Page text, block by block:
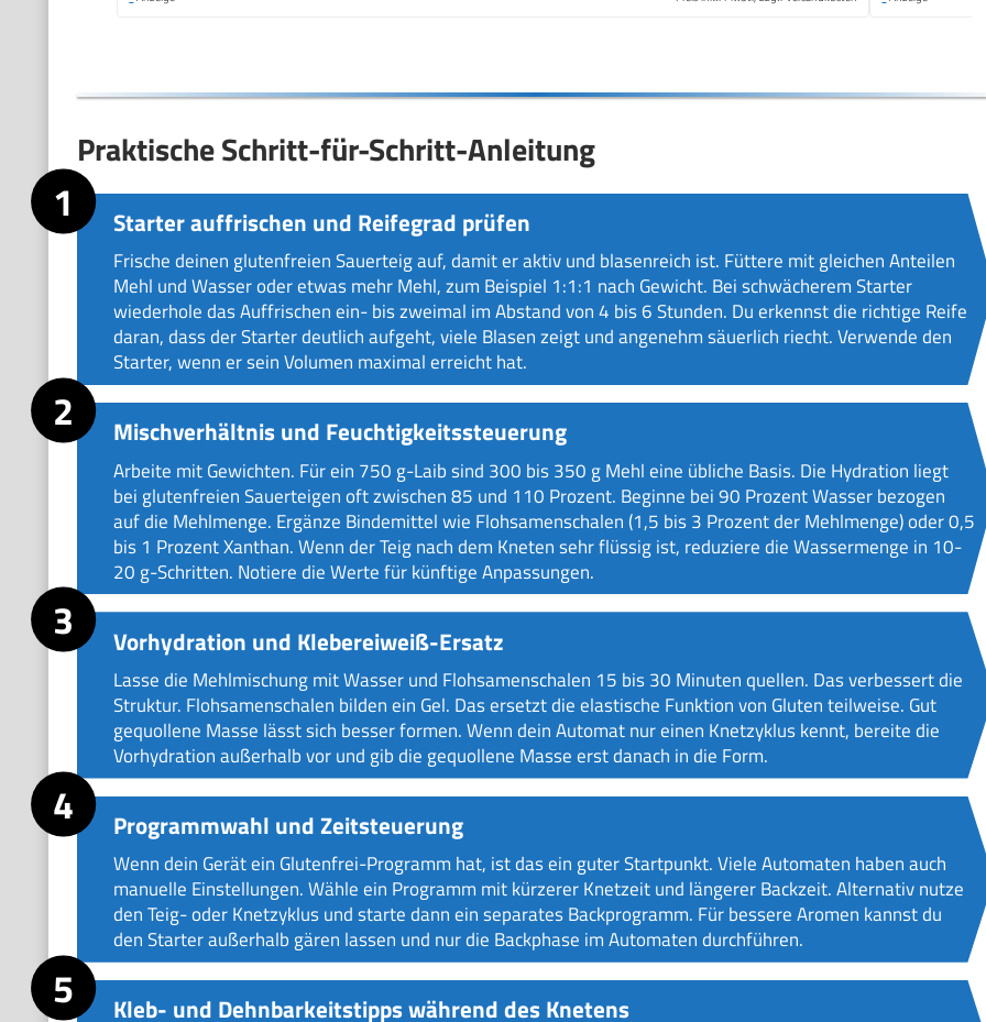
Praktische Schritt-für-Schritt-Anleitung
Starter auffrischen und Reifegrad prüfen
Frische deinen glutenfreien Sauerteig auf, damit er aktiv und blasenreich ist. Füttere mit gleichen Anteilen
Mehl und Wasser oder etwas mehr Mehl, zum Beispiel 1:1:1 nach Gewicht. Bei schwächerem Starter
wiederhole das Auffrischen ein- bis zweimal im Abstand von 4 bis 6 Stunden. Du erkennst die richtige Reife
daran, dass der Starter deutlich aufgeht, viele Blasen zeigt und angenehm säuerlich riecht. Verwende den
Starter, wenn er sein Volumen maximal erreicht hat.
Mischverhältnis und Feuchtigkeitssteuerung
Arbeite mit Gewichten. Für ein 750 g-Laib sind 300 bis 350 g Mehl eine übliche Basis. Die Hydration liegt
bei glutenfreien Sauerteigen oft zwischen 85 und 110 Prozent. Beginne bei 90 Prozent Wasser bezogen
auf die Mehlmenge. Ergänze Bindemittel wie Flohsamenschalen (1,5 bis 3 Prozent der Mehlmenge) oder 0,5
bis 1 Prozent Xanthan. Wenn der Teig nach dem Kneten sehr flüssig ist, reduziere die Wassermenge in 10-
20 g-Schritten. Notiere die Werte für künftige Anpassungen.
Vorhydration und Klebereiweiß-Ersatz
Lasse die Mehlmischung mit Wasser und Flohsamenschalen 15 bis 30 Minuten quellen. Das verbessert die
Struktur. Flohsamenschalen bilden ein Gel. Das ersetzt die elastische Funktion von Gluten teilweise. Gut
gequollene Masse lässt sich besser formen. Wenn dein Automat nur einen Knetzyklus kennt, bereite die
Vorhydration außerhalb vor und gib die gequollene Masse erst danach in die Form.
Programmwahl und Zeitsteuerung
Wenn dein Gerät ein Glutenfrei-Programm hat, ist das ein guter Startpunkt. Viele Automaten haben auch
manuelle Einstellungen. Wähle ein Programm mit kürzerer Knetzeit und längerer Backzeit. Alternativ nutze
den Teig- oder Knetzyklus und starte dann ein separates Backprogramm. Für bessere Aromen kannst du
den Starter außerhalb gären lassen und nur die Backphase im Automaten durchführen.
Kleb- und Dehnbarkeitstipps während des Knetens